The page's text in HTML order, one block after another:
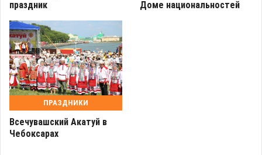
праздник
Доме национальностей
ПРАЗДНИКИ
Всечувашский Акатуй в
Чебоксарах